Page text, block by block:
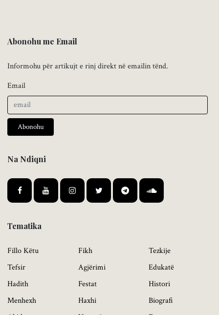
Abonohu me Email
Informohu për artikujt e rinj direkt në emailin tënd.
Email
Abonohu
Na Ndiqni
Tematika
Fillo Këtu
Tefsir
Hadith
Menhexh
Fikh
Agjërimi
Festat
Haxhi
Tezkije
Edukatë
Histori
Biografi